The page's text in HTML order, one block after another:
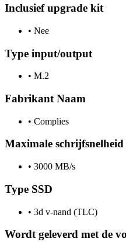
Inclusief upgrade kit
• Nee
Type input/output
• M.2
Fabrikant Naam
• Complies
Maximale schrijfsnelheid
• 3000 MB/s
Type SSD
• 3d v-nand (TLC)
Wordt geleverd met de